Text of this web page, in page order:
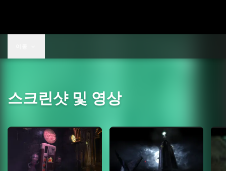
스크린샷 및 영상